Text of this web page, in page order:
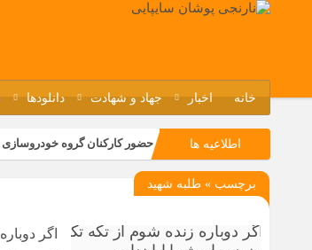
خانه اخبار جهاد و شهادت دانلودها
اطلاعیه ها حضور کارکنان گروه
مسابقات ورزشی در مگاموتوربا
مراسم گرامیداشت سالروز
برچسب » طلبه شهيد
اگر